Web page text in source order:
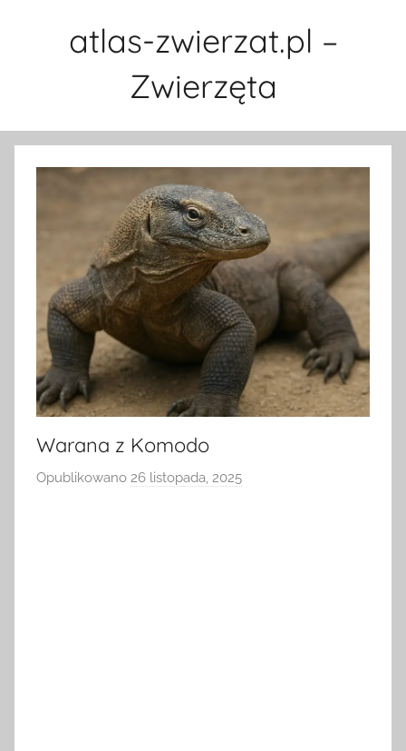
atlas-zwierzat.pl –
Zwierzęta
Warana z Komodo
Opublikowano 26 listopada, 2025